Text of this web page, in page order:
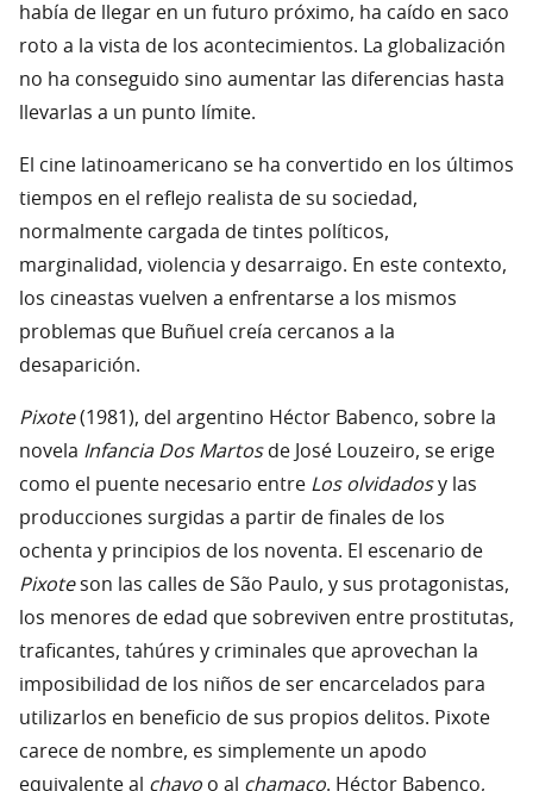
había de llegar en un futuro próximo, ha caído en saco
roto a la vista de los acontecimientos. La globalización
no ha conseguido sino aumentar las diferencias hasta
llevarlas a un punto límite.
El cine latinoamericano se ha convertido en los últimos
tiempos en el reflejo realista de su sociedad,
normalmente cargada de tintes políticos,
marginalidad, violencia y desarraigo. En este contexto,
los cineastas vuelven a enfrentarse a los mismos
problemas que Buñuel creía cercanos a la
desaparición.
Pixote(1981), del argentino Héctor Babenco, sobre la
novela Infancia Dos Martosde José Louzeiro, se erige
como el puente necesario entre Los olvidadosy las
producciones surgidas a partir de finales de los
ochenta y principios de los noventa. El escenario de
Pixoteson las calles de São Paulo, y sus protagonistas,
los menores de edad que sobreviven entre prostitutas,
traficantes, tahúres y criminales que aprovechan la
imposibilidad de los niños de ser encarcelados para
utilizarlos en beneficio de sus propios delitos. Pixote
carece de nombre, es simplemente un apodo
equivalente al chavo o al chamaco. Héctor Babenco,